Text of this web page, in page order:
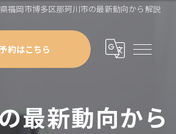
福岡市博多区那珂川市の最新動向から解説
約はこちら
最新動向から